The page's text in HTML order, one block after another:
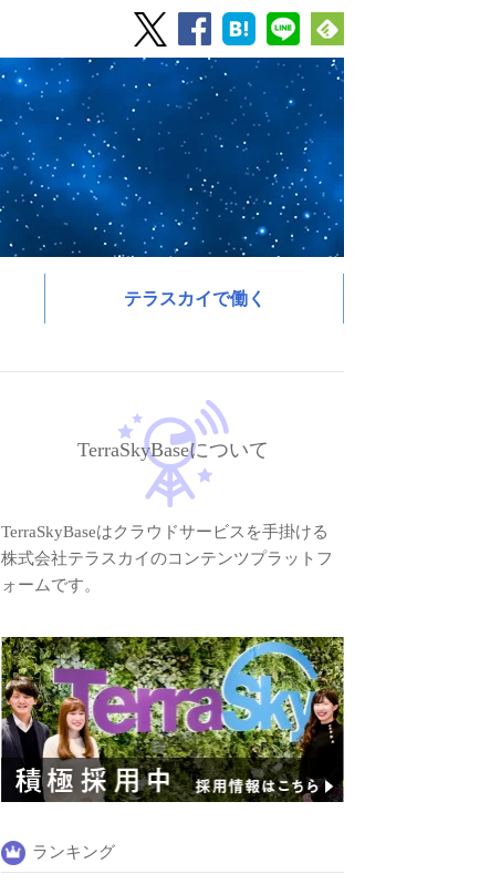
テラスカイで働く
TerraSkyBaseについて
TerraSkyBaseはクラウドサービスを手掛ける
株式会社テラスカイのコンテンツプラットフ
ォームです。
ランキング